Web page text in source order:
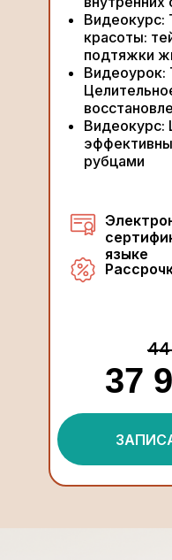
Видеокурс:
красоты:
подтяжки
Видеоурок:
рубцами
языке
37